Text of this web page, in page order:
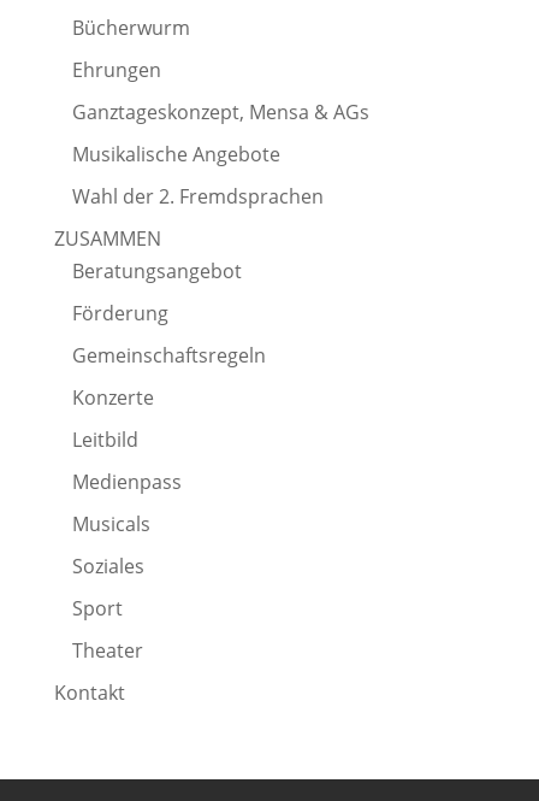
Bücherwurm
Ehrungen
Ganztageskonzept, Mensa & AGs
Musikalische Angebote
Wahl der 2. Fremdsprachen
ZUSAMMEN
Beratungsangebot
Förderung
Gemeinschaftsregeln
Konzerte
Leitbild
Medienpass
Musicals
Soziales
Sport
Theater
Kontakt